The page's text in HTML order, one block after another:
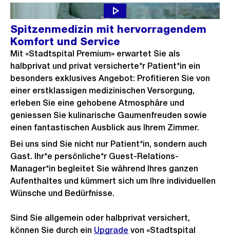
Spitzenmedizin mit hervorragendem
Komfort und Service
Mit «Stadtspital Premium» erwartet Sie als
halbprivat und privat versicherte*r Patient*in ein
besonders exklusives Angebot: Profitieren Sie von
einer erstklassigen medizinischen Versorgung,
erleben Sie eine gehobene Atmosphäre und
geniessen Sie kulinarische Gaumenfreuden sowie
einen fantastischen Ausblick aus Ihrem Zimmer.
Bei uns sind Sie nicht nur Patient*in, sondern auch
Gast. Ihr*e persönliche*r Guest-Relations-
Manager*in begleitet Sie während Ihres ganzen
Aufenthaltes und kümmert sich um Ihre individuellen
Wünsche und Bedürfnisse.
Sind Sie allgemein oder halbprivat versichert,
können Sie durch ein Upgrade von «Stadtspital